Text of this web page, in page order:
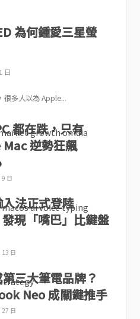
為何鍾愛三星螢
日
很多人以為 Apple...
都在跌，只有
逆勢狂飆
日
法正式登陸
現「嘴巴」比鍵盤
13 日
三大筆電品牌？
Neo 成關鍵推手
27 日